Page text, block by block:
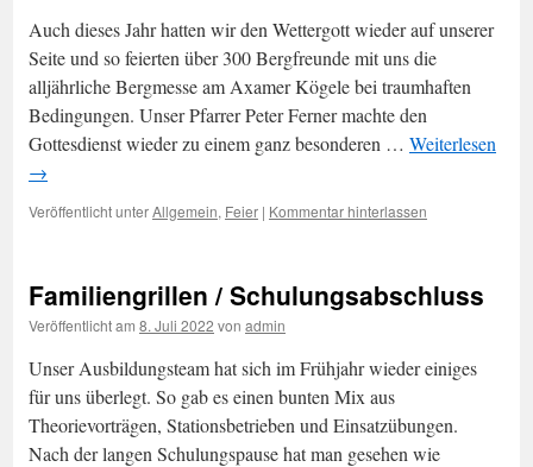
Auch dieses Jahr hatten wir den Wettergott wieder auf unserer
Seite und so feierten über 300 Bergfreunde mit uns die
alljährliche Bergmesse am Axamer Kögele bei traumhaften
Bedingungen. Unser Pfarrer Peter Ferner machte den
Gottesdienst wieder zu einem ganz besonderen … Weiterlesen
→
Veröffentlicht unterAllgemein, Feier | Kommentar hinterlassen
Familiengrillen / Schulungsabschluss
Veröffentlicht am 8. Juli 2022 von admin
Unser Ausbildungsteam hat sich im Frühjahr wieder einiges
für uns überlegt. So gab es einen bunten Mix aus
Theorievorträgen, Stationsbetrieben und Einsatzübungen.
Nach der langen Schulungspause hat man gesehen wie